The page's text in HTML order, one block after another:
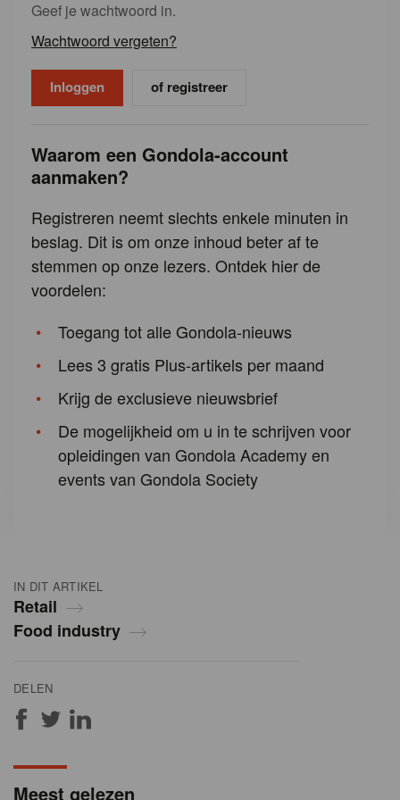
IN DIT ARTIKEL
Retail
Food industry
DELEN
Geef je wachtwoord in.
Wachtwoord vergeten?
of registreer
Waarom een Gondola-account
aanmaken?
Registreren neemt slechts enkele minuten in
beslag. Dit is om onze inhoud beter af te
stemmen op onze lezers. Ontdek hier de
voordelen:
Toegang tot alle Gondola-nieuws
Lees 3 gratis Plus-artikels per maand
Krijg de exclusieve nieuwsbrief
De mogelijkheid om u in te schrijven voor
opleidingen van Gondola Academy en
events van Gondola Society
Meest gelezen